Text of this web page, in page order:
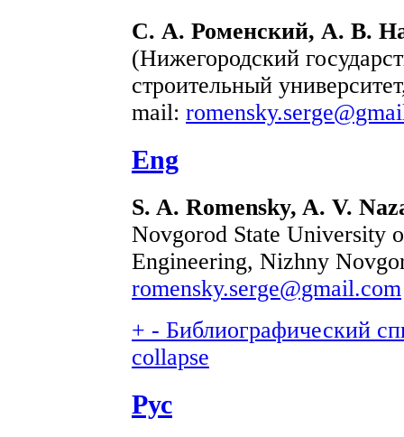
С. А. Роменский, А. В.
(Нижегородский
строительный
mail:
Eng
S. A. Romensky, A. V.
Novgorod State University
Engineering, Nizhny
romensky.serge@gmail.com
+ - Библиографический
collapse
Рус